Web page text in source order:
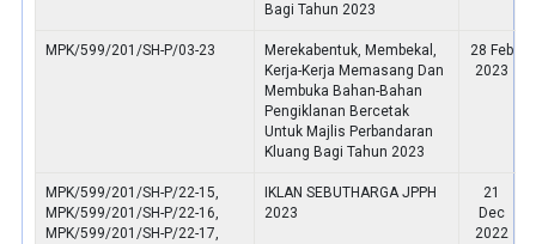
Bagi Tahun 2023
MPK/599/201/SH-P/03-23
Merekabentuk, Membekal,
Kerja-Kerja Memasang Dan
Membuka Bahan-Bahan
Pengiklanan Bercetak
Untuk Majlis Perbandaran
Kluang Bagi Tahun 2023
28 Feb
2023
MPK/599/201/SH-P/22-15,
MPK/599/201/SH-P/22-16,
MPK/599/201/SH-P/22-17,
IKLAN SEBUTHARGA JPPH
2023
21
Dec
2022